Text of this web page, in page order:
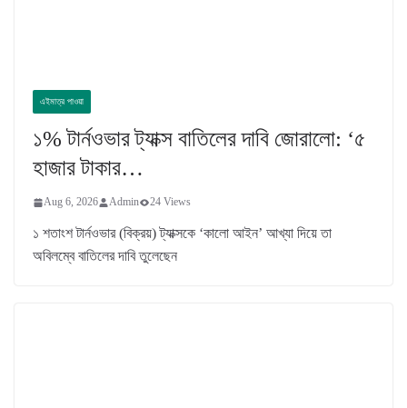
এইমাত্র পাওয়া
১% টার্নওভার ট্যাক্স বাতিলের দাবি জোরালো: ‘৫
হাজার টাকার…
Aug 6, 2026 Admin 24 Views
১ শতাংশ টার্নওভার (বিক্রয়) ট্যাক্সকে ‘কালো আইন’ আখ্যা দিয়ে তা
অবিলম্বে বাতিলের দাবি তুলেছেন